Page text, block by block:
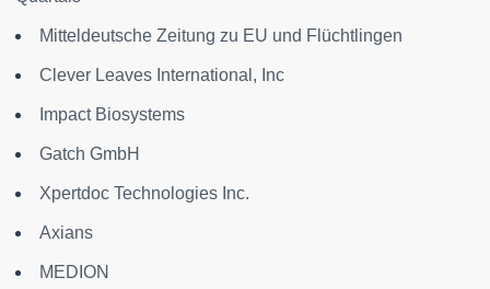
Mitteldeutsche Zeitung zu EU und Flüchtlingen
Clever Leaves International, Inc
Impact Biosystems
Gatch GmbH
Xpertdoc Technologies Inc.
Axians
MEDION